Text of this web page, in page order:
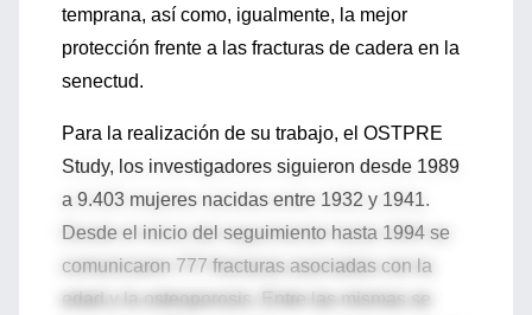
temprana, así como, igualmente, la mejor
protección frente a las fracturas de cadera en la
senectud.
Para la realización de su trabajo, el OSTPRE
Study, los investigadores siguieron desde 1989
a 9.403 mujeres nacidas entre 1932 y 1941.
Desde el inicio del seguimiento hasta 1994 se
comunicaron 777 fracturas asociadas con la
edad y la osteoporosis. Entre las mismas se